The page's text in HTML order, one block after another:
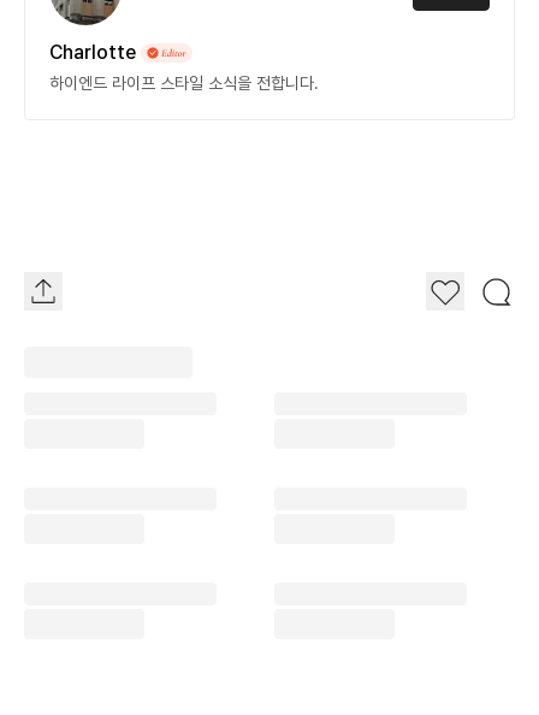
Charlotte
하이엔드 라이프 스타일 소식을 전합니다.